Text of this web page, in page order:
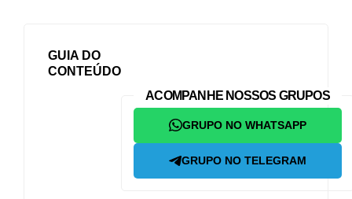
GUIA DO
CONTEÚDO
ACOMPANHE NOSSOS GRUPOS
GRUPO NO WHATSAPP
GRUPO NO TELEGRAM